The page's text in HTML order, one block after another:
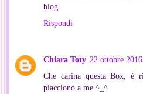
blog.
Rispondi
Chiara Toty 22 ottobre
Che carina questa Box, è
piacciono a me ^_^